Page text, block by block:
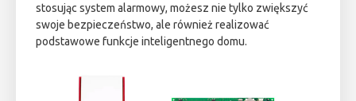
stosując system alarmowy, możesz nie tylko zwiększyć
swoje bezpieczeństwo, ale również realizować
podstawowe funkcje inteligentnego domu.